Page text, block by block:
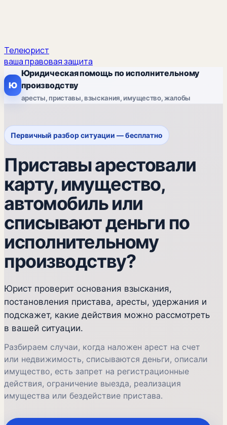
Телеюрист
ваша правовая защита
Ю
Юридическая помощь по исполнительному
производству
аресты, приставы, взыскания, имущество, жалобы
Первичный разбор ситуации — бесплатно
Приставы арестовали
карту, имущество,
автомобиль или
списывают деньги по
исполнительному
производству?
Юрист проверит основания взыскания,
постановления пристава, аресты, удержания и
подскажет, какие действия можно рассмотреть
в вашей ситуации.
Разбираем случаи, когда наложен арест на счет
или недвижимость, списываются деньги, описали
имущество, есть запрет на регистрационные
действия, ограничение выезда, реализация
имущества или бездействие пристава.